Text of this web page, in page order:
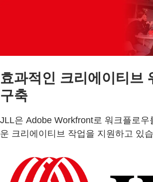
효과적인 크리에이티브
구축
JLL은 Adobe Workfront로 워크플로우
운 크리에이티브 작업을 지원하고 있